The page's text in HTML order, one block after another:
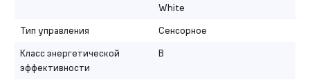
White
Тип управления
Сенсорное
Класс энергетической
эффективности
B